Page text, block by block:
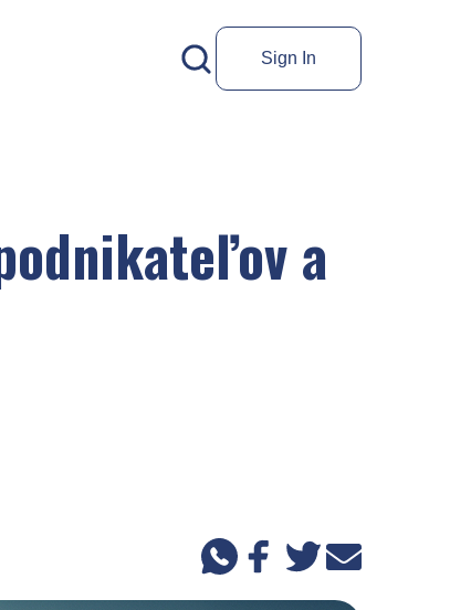
Sign In
a